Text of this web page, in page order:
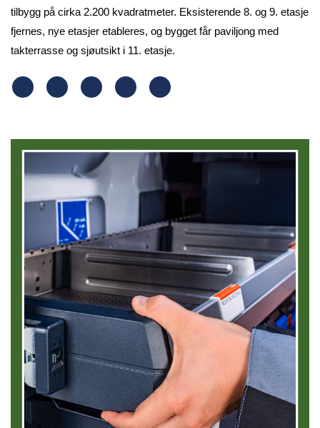
tilbygg på cirka 2.200 kvadratmeter. Eksisterende 8. og 9. etasje
fjernes, nye etasjer etableres, og bygget får paviljong med
takterrasse og sjøutsikt i 11. etasje.